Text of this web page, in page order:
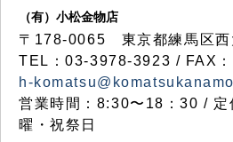
（有）小松金物店
〒178-0065 東京都練馬区西
TEL：03-3978-3923 / FAX
h-
営業時間：8:30〜18：30 / 定
曜・祝祭日